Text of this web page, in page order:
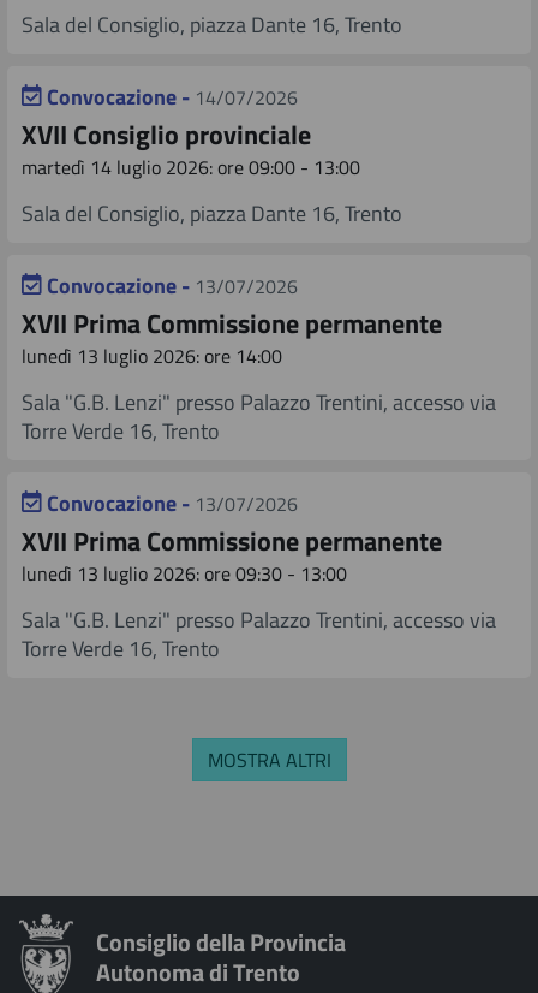
Sala del Consiglio, piazza Dante 16, Trento
Convocazione - 14/07/2026
XVII Consiglio provinciale
martedì 14 luglio 2026: ore 09:00 - 13:00
Sala del Consiglio, piazza Dante 16, Trento
Convocazione - 13/07/2026
XVII Prima Commissione permanente
lunedì 13 luglio 2026: ore 14:00
Sala "G.B. Lenzi" presso Palazzo Trentini, accesso via
Torre Verde 16, Trento
Convocazione - 13/07/2026
XVII Prima Commissione permanente
lunedì 13 luglio 2026: ore 09:30 - 13:00
Sala "G.B. Lenzi" presso Palazzo Trentini, accesso via
Torre Verde 16, Trento
MOSTRA ALTRI
Consiglio della Provincia
Autonoma di Trento